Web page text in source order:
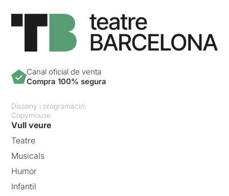
Canal oficial de venta
Compra 100% segura
Disseny i programació:
Copymouse
Vull veure
Teatre
Musicals
Humor
Infantil